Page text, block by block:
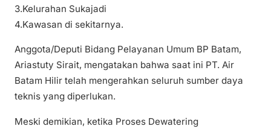
3.Kelurahan Sukajadi
4.Kawasan di sekitarnya.
Anggota/Deputi Bidang Pelayanan Umum BP Batam,
Ariastuty Sirait, mengatakan bahwa saat ini PT. Air
Batam Hilir telah mengerahkan seluruh sumber daya
teknis yang diperlukan.
Meski demikian, ketika Proses Dewatering